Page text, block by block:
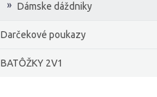
Dámske dáždniky
Darčekové poukazy
BATÔŽKY 2V1